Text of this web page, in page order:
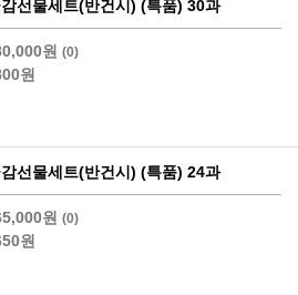
선물세트(반건시) (특품) 30과
원 (0)
원
선물세트(반건시) (특품) 24과
원 (0)
원